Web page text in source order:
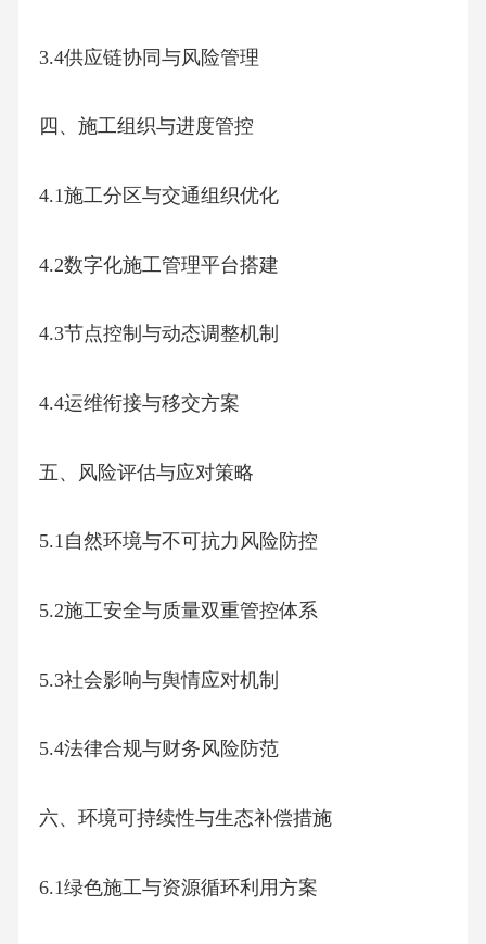
3.4供应链协同与风险管理
四、施工组织与进度管控
4.1施工分区与交通组织优化
4.2数字化施工管理平台搭建
4.3节点控制与动态调整机制
4.4运维衔接与移交方案
五、风险评估与应对策略
5.1自然环境与不可抗力风险防控
5.2施工安全与质量双重管控体系
5.3社会影响与舆情应对机制
5.4法律合规与财务风险防范
六、环境可持续性与生态补偿措施
6.1绿色施工与资源循环利用方案